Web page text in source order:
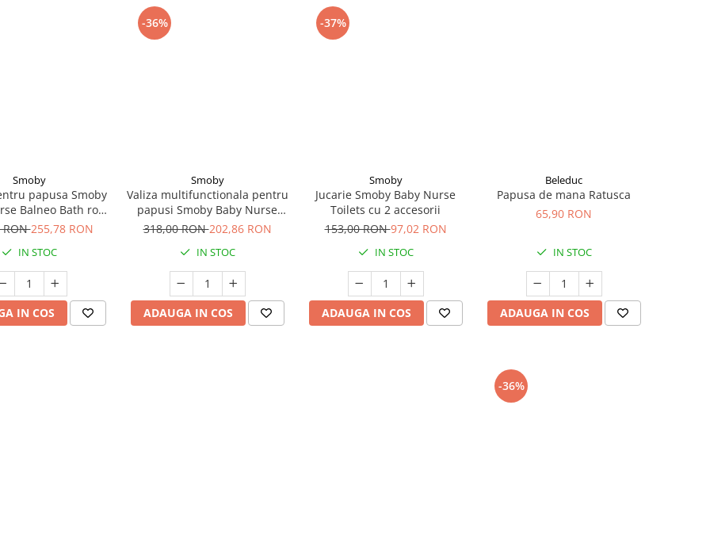
Smoby
papusa Smoby
Balneo Bath roz
3 accesorii
RON255,78 RON
IN STOC
IN COS
-36%
Smoby
Valiza multifunctionala pentru
papusi Smoby Baby Nurse
Nursery Suitcase 3 in 1 cu 6
318,00 RON202,86 RON
IN STOC
ADAUGA IN COS
-37%
Smoby
Jucarie Smoby Baby Nurse
Toilets cu 2 accesorii
153,00 RON97,02 RON
IN STOC
ADAUGA IN COS
Beleduc
Papusa de mana Ratusca
65,90 RON
IN STOC
ADAUGA IN COS
-36%